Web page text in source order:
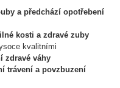
a předchází opotřebení
kosti a zdravé zuby
kvalitními
zdravé váhy
trávení a povzbuzení